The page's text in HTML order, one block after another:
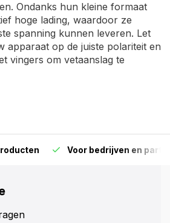
Ondanks hun kleine formaat
hoge lading, waardoor ze
spanning kunnen leveren. Let
apparaat op de juiste polariteit en
vingers om vetaanslag te
Voor bedrijven en